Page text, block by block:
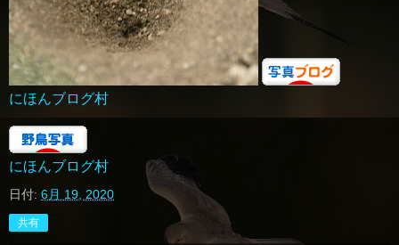
にほんブログ村
にほんブログ村
日付: 6月 19, 2020
共有